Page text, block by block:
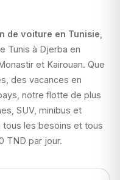
de voiture en Tunisie
Tunis à Djerba en
et Kairouan. Que
des vacances en
notre flotte de plus
SUV, minibus et
les besoins et tous
TND par jour.